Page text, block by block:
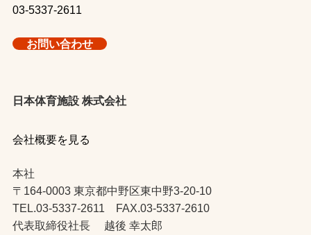
03-5337-2611
お問い合わせ
日本体育施設 株式会社
会社概要を見る
本社
〒164-0003 東京都中野区東中野3-20-10
TEL.03-5337-2611 FAX.03-5337-2610
代表取締役社長 越後 幸太郎